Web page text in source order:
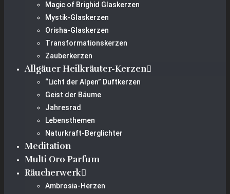
Magic of Brighid Glaskerzen
Mystik-Glaskerzen
Orisha-Glaskerzen
Transformationskerzen
Zauberkerzen
Allgäuer Heilkräuter-Kerzen
“Licht der Alpen” Duftkerzen
Geist der Bäume
Jahresrad
Lebensthemen
Naturkraft-Berglichter
Meditation
Multi Oro Parfum
Räucherwerk
Ambrosia-Herzen